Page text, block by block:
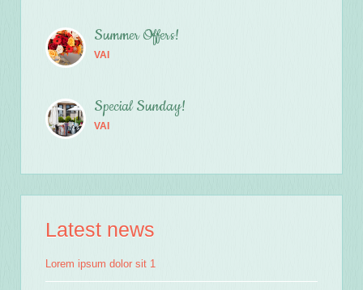
Summer Offers!
VAI
Special Sunday!
VAI
Latest news
Lorem ipsum dolor sit 1